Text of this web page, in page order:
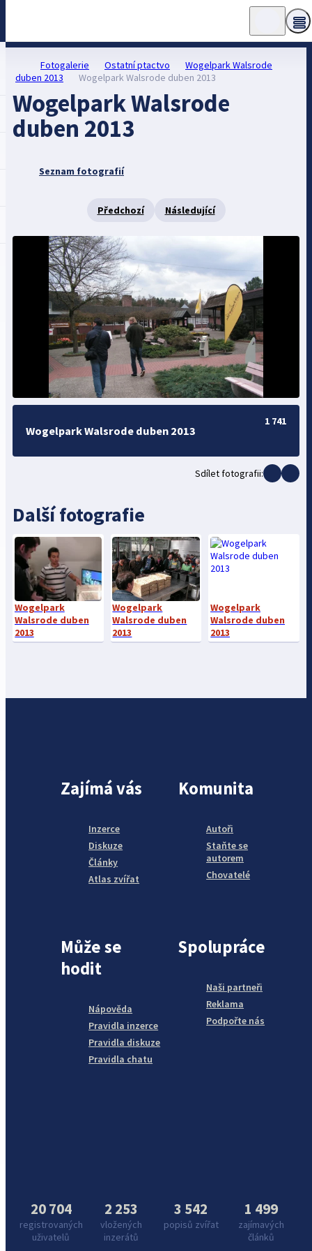
Fotogalerie Ostatní ptactvo
Wogelpark Walsrode
duben 2013
Wogelpark Walsrode duben 2013
Wogelpark Walsrode
duben 2013
Seznam fotografií
Předchozí Následující
Wogelpark Walsrode duben 2013
1 741
Sdílet fotografii:
Další fotografie
Wogelpark
Walsrode duben
2013
Wogelpark
Walsrode duben
2013
Wogelpark
Walsrode duben
2013
Zajímá vás
Inzerce
Diskuze
Články
Atlas zvířat
Komunita
Autoři
Staňte se
autorem
Chovatelé
Může se
hodit
Nápověda
Pravidla inzerce
Pravidla diskuze
Pravidla chatu
Spolupráce
Naši partneři
Reklama
Podpořte nás
20 704
registrovaných
uživatelů
2 253
vložených
inzerátů
3 542
popisů zvířat
1 499
zajímavých
článků